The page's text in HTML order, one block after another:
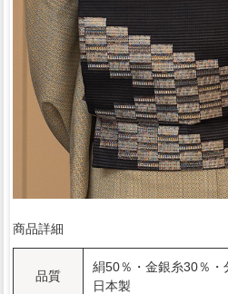
商品詳細
品質
絹50％・金銀糸30％・
日本製